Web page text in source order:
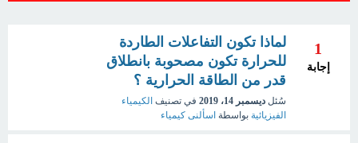
1
إجابة
لماذا تكون التفاعلات الطاردة
للحرارة تكون مصحوبة بانطلاق
قدر من الطاقة الحرارية ؟
سُئل ديسمبر 14، 2019 في تصنيف الكيمياء
الفيزيائية بواسطة اسألنى كيمياء